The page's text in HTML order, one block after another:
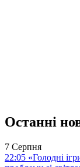
Останні
7 Серпня
22:05 «Голодні